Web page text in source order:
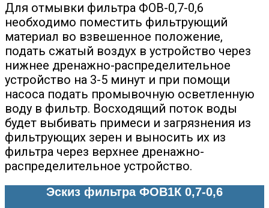
Для отмывки фильтра ФОВ-0,7-0,6
необходимо поместить фильтрующий
материал во взвешенное положение,
подать сжатый воздух в устройство через
нижнее дренажно-распределительное
устройство на 3-5 минут и при помощи
насоса подать промывочную осветленную
воду в фильтр. Восходящий поток воды
будет выбивать примеси и загрязнения из
фильтрующих зерен и выносить их из
фильтра через верхнее дренажно-
распределительное устройство.
Эскиз фильтра ФОВ1К 0,7-0,6